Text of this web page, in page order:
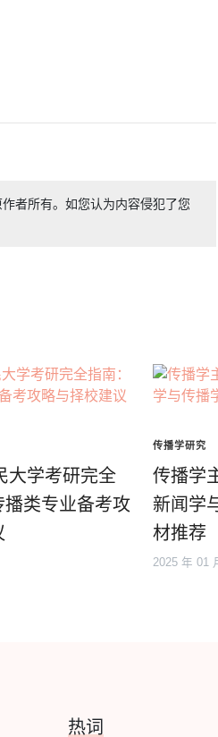
者所有。如您认为内容侵犯了您
大学考研完全
类专业备考攻
传播学研究
传播学
新闻学
材推荐
2025 年 01
热词